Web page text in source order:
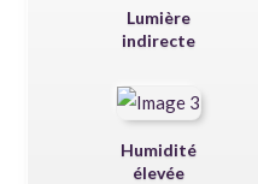
Lumière
indirecte
Humidité
élevée